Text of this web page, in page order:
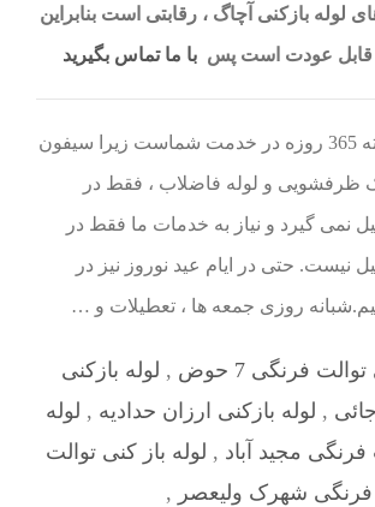
لوله بازکنی آچاگ ، رقابتی است بنابراین
قابل عودت است پس با ما تماس بگیرید
ما آچاگ 24 ساعته 365 روزه در خدمت شماست زیرا سیفون
ظرفشویی و لوله فاضلاب ، فقط در
نمی گیرد و نیاز به خدمات ما فقط در
نیست. حتی در ایام عید نوروز نیز در
روزی جمعه ها ، تعطیلات و …
فرنگی 7 حوض , لوله بازکنی
, لوله بازکنی ارزان حدادیه , لوله
فرنگی مجید آباد , لوله باز کنی توالت
فرنگی شهرک ولیعصر ,